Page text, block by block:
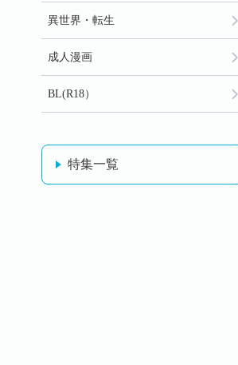
異世界・転生
成人漫画
BL(R18）
特集一覧